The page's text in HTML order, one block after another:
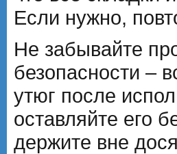
Если нужно,
Не забывайте
безопасности –
утюг после
оставляйте его
держите вне